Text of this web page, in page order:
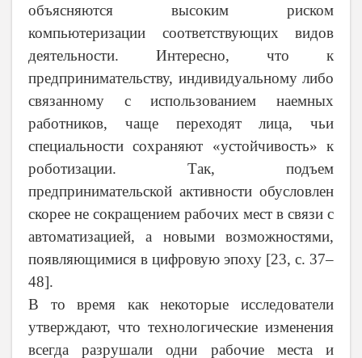
объясняются высоким риском
компьютеризации соответствующих видов
деятельности. Интересно, что к
предпринимательству, индивидуальному либо
связанному с использованием наемных
работников, чаще переходят лица, чьи
специальности сохраняют «устойчивость» к
роботизации. Так, подъем
предпринимательской активности обусловлен
скорее не сокращением рабочих мест в связи с
автоматизацией, а новыми возможностями,
появляющимися в цифровую эпоху [23, c. 37–
48].
В то время как некоторые исследователи
утверждают, что технологические изменения
всегда разрушали одни рабочие места и